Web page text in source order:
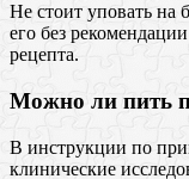
Не стоит уповать на
его без
рецепта.
Можно ли пить
В инструкции по
клинические